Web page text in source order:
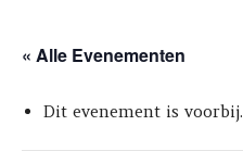
« Alle Evenementen
Dit evenement is voorbij.